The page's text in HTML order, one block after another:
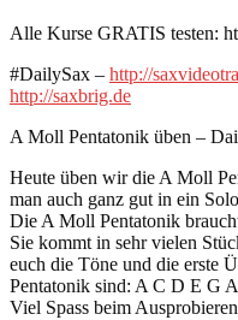
Alle Kurse GRATIS testen:
#DailySax – http://
http://saxbrig.de
A Moll Pentatonik üben –
Heute üben wir die A Moll
man auch ganz gut in ein
Die A Moll Pentatonik
Sie kommt in sehr vielen
euch die Töne und die erste
Pentatonik sind: A C D E G
Viel Spass beim